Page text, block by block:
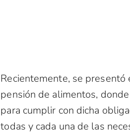
Recientemente, se presentó
pensión de alimentos,
para cumplir con dicha
todas y cada una de las